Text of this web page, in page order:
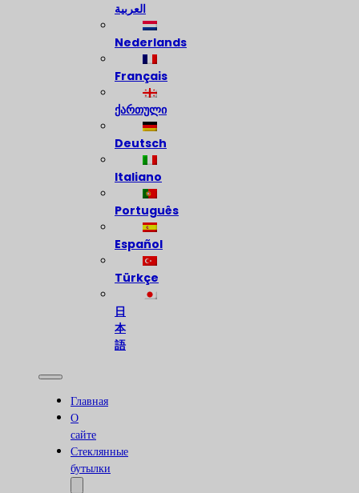
العربية
Nederlands
Français
ქართული
Deutsch
Italiano
Português
Español
Türkçe
日
本
語
Главная
О
сайте
Стеклянные
бутылки